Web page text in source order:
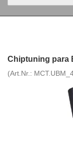
Chiptuning para
(Art.Nr.: